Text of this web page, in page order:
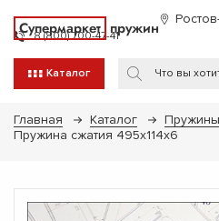
Супермаркет пружин
8 (800) 700-47-41
Каталог
Главная Каталог
Пружина сжатия 495х114х6